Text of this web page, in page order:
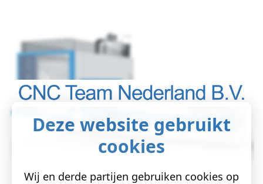
Deze website gebruikt
cookies
Wij en derde partijen gebruiken cookies op